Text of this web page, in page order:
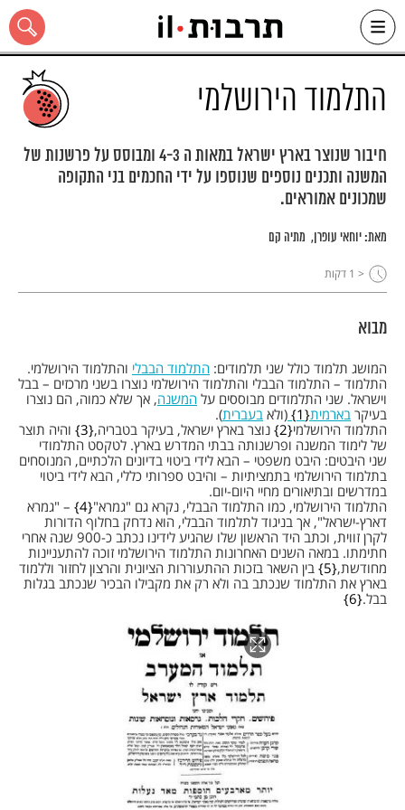
Skip
content
כל האתר
התלמוד הירושלמי
חיבור שנוצר בארץ ישראל במאות ה 4-3 ומבוסס על פרשנות של
המשנה ותכנים נוספים שנוספו על ידי החכמים בני התקופה
שמכונים אמוראים.
מאת:יוחאי עופרן מתיה קם
< 1 דקות
מבוא
המושג תלמוד כולל שני תלמודים: התלמוד הבבלי והתלמוד הירושלמי.
התלמוד – התלמוד הבבלי והתלמוד הירושלמי נוצרו בשני מרכזים – בבל
וישראל. שני התלמודים מבוססים על המשנה, אך שלא כמוה, הם נוצרו
בעיקר בארמית 1 (ולא בעברית).
התלמוד הירושלמי 2 נוצר בארץ ישראל, בעיקר בטבריה, 3 והיה תוצר
של לימוד המשנה ופרשנותה בבתי המדרש בארץ. לטקסט התלמודי
שני היבטים: היבט משפטי – הבא לידי ביטוי בדיונים הלכתיים, המנוסחים
בתלמוד הירושלמי בתמציתיות – והיבט ספרותי כללי, הבא לידי ביטוי
במדרשים ובתיאורים מחיי היום-יום.
התלמוד הירושלמי, כמו התלמוד הבבלי, נקרא גם "גמרא" 4 – "גמרא
דארץ-ישראל", אך בניגוד לתלמוד הבבלי, הוא נדחק בחלוף הדורות
לקרן זווית, וכתב היד הראשון שלו שהגיע לידינו נכתב כ-900 שנה אחרי
חתימתו. במאה השנים האחרונות התלמוד הירושלמי זוכה להתעניינות
מחודשת, 5 בין השאר בזכות ההתעוררות הציונית והרצון לחזור וללמוד
בארץ את התלמוד שנכתב בה ולא רק את מקבילו הבכיר שנכתב בגלות
בבל. 6